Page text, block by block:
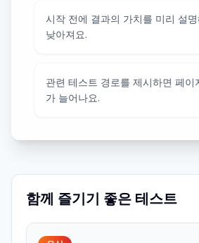
시작 전에 결과의 가치를 미리 설
낮아져요.
관련 테스트 경로를 제시하면 페이
가 늘어나요.
함께 즐기기 좋은 테스트